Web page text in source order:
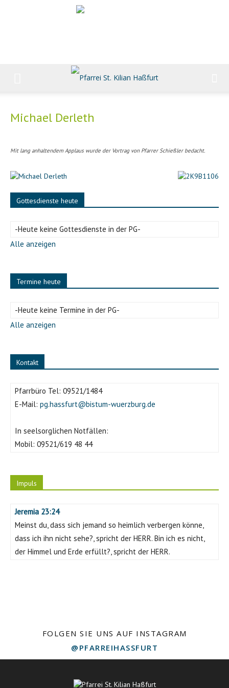
Michael Derleth
Mit lang anhaltendem Applaus wurde der Vortrag von Pfarrer Schießler bedacht.
Gottesdienste heute
-Heute keine Gottesdienste in der PG-
Alle anzeigen
Termine heute
-Heute keine Termine in der PG-
Alle anzeigen
Kontakt
Pfarrbüro Tel: 09521/1484
E-Mail: pg.hassfurt@bistum-wuerzburg.de
In seelsorglichen Notfällen:
Mobil: 09521/619 48 44
Impuls
Jeremia 23:24
Meinst du, dass sich jemand so heimlich verbergen könne,
dass ich ihn nicht sehe?, spricht der HERR. Bin ich es nicht,
der Himmel und Erde erfüllt?, spricht der HERR.
FOLGEN SIE UNS AUF INSTAGRAM
@PFARREIHASSFURT